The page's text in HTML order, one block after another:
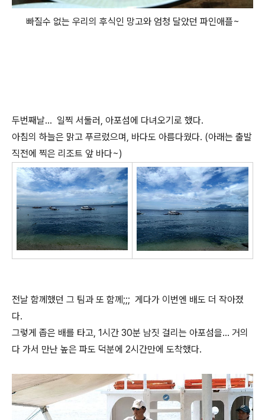
빠질수 없는 우리의 후식인 망고와 엄청 달았던 파인애플~
두번째날... 일찍 서둘러, 아포섬에 다녀오기로 했다.
아침의 하늘은 맑고 푸르렀으며, 바다도 아름다웠다. (아래는 출발
직전에 찍은 리조트 앞 바다~)
전날 함께했던 그 팀과 또 함께;;; 게다가 이번엔 배도 더 작아졌
다.
그렇게 좁은 배를 타고, 1시간 30분 남짓 걸리는 아포섬을... 거의
다 가서 만난 높은 파도 덕분에 2시간만에 도착했다.